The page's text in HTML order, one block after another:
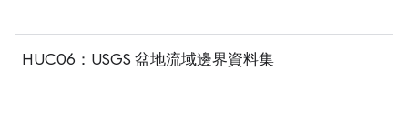
HUC06：USGS 盆地流域邊界資料集